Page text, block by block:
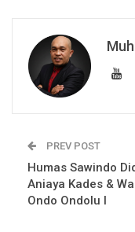
PREV POST
Humas Sawindo
Aniaya Kades &
Ondo Ondolu I